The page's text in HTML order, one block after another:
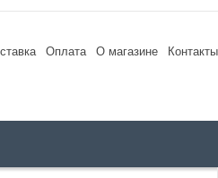
Оплата О магазине Контакты